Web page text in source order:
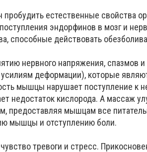
естественные свойства
эндорфинов в мозг и
способные действовать
нервного напряжения, спазмов
деформации), которые
мышцы нарушает поступление к
недостаток кислорода. А массаж
предоставляя мышцам все
мышцы и отступлению боли.
тревоги и стресс.